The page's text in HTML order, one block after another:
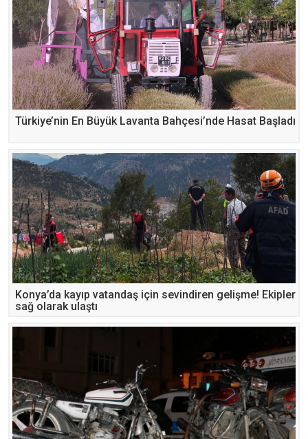
Türkiye’nin En Büyük Lavanta Bahçesi’nde Hasat Başladı
Konya’da kayıp vatandaş için sevindiren gelişme! Ekipler
sağ olarak ulaştı